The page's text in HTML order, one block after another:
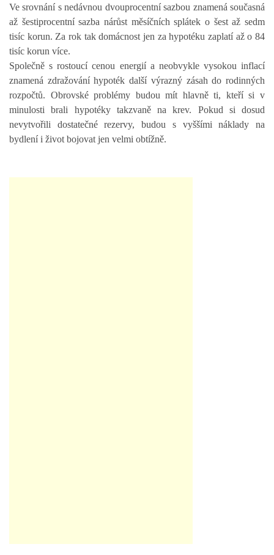
Ve srovnání s nedávnou dvouprocentní sazbou znamená současná
až šestiprocentní sazba nárůst měsíčních splátek o šest až sedm
tisíc korun. Za rok tak domácnost jen za hypotéku zaplatí až o 84
tisíc korun více.
Společně s rostoucí cenou energií a neobvykle vysokou inflací
znamená zdražování hypoték další výrazný zásah do rodinných
rozpočtů. Obrovské problémy budou mít hlavně ti, kteří si v
minulosti brali hypotéky takzvaně na krev. Pokud si dosud
nevytvořili dostatečné rezervy, budou s vyššími náklady na
bydlení i život bojovat jen velmi obtížně.